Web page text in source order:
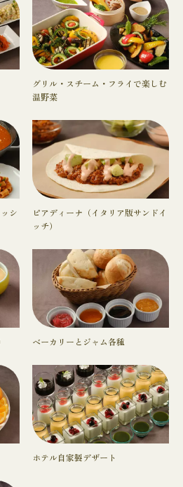
グリル・スチーム・フライで楽しむ
温野菜
シ
ピアディーナ（イタリア版サンドイ
ッチ）
ベーカリーとジャム各種
ホテル自家製デザート